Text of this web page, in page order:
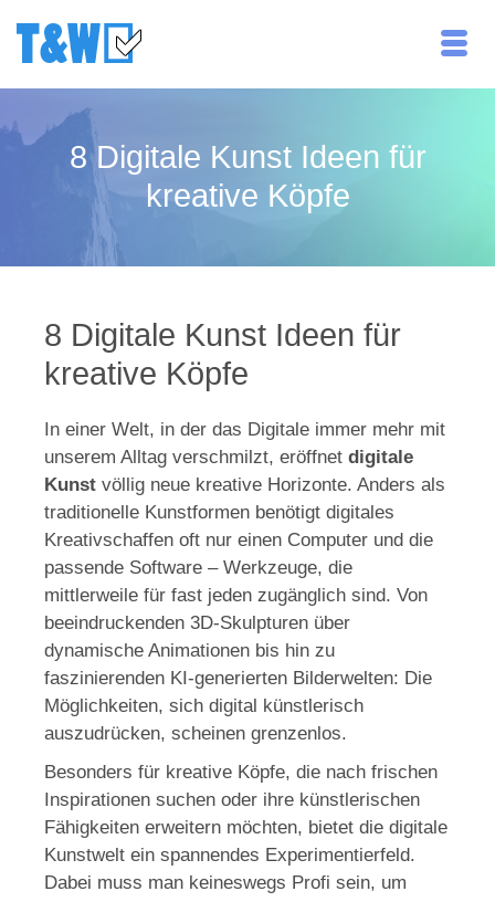
8 Digitale Kunst Ideen für
kreative Köpfe
8 Digitale Kunst Ideen für
kreative Köpfe
In einer Welt, in der das Digitale immer mehr mit
unserem Alltag verschmilzt, eröffnet digitale
Kunst völlig neue kreative Horizonte. Anders als
traditionelle Kunstformen benötigt digitales
Kreativschaffen oft nur einen Computer und die
passende Software – Werkzeuge, die
mittlerweile für fast jeden zugänglich sind. Von
beeindruckenden 3D-Skulpturen über
dynamische Animationen bis hin zu
faszinierenden KI-generierten Bilderwelten: Die
Möglichkeiten, sich digital künstlerisch
auszudrücken, scheinen grenzenlos.
Besonders für kreative Köpfe, die nach frischen
Inspirationen suchen oder ihre künstlerischen
Fähigkeiten erweitern möchten, bietet die digitale
Kunstwelt ein spannendes Experimentierfeld.
Dabei muss man keineswegs Profi sein, um